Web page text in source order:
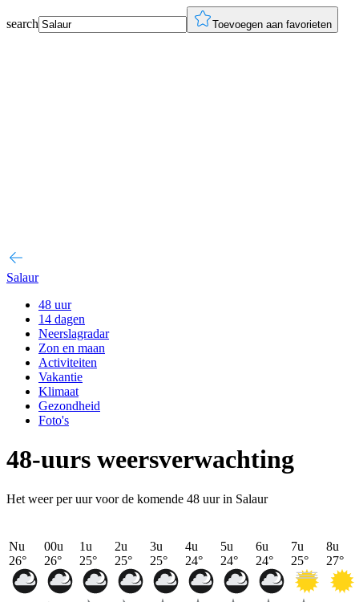
search Toevoegen aan favorieten
Salaur
48 uur
14 dagen
Neerslagradar
Zon en maan
Activiteiten
Vakantie
Klimaat
Gezondheid
Foto's
48-uurs weersverwachting
Het weer per uur voor de komende 48 uur in Salaur
Nu
26°
00u
26°
1u
25°
2u
25°
3u
25°
4u
24°
5u
24°
6u
24°
7u
25°
8u
27°